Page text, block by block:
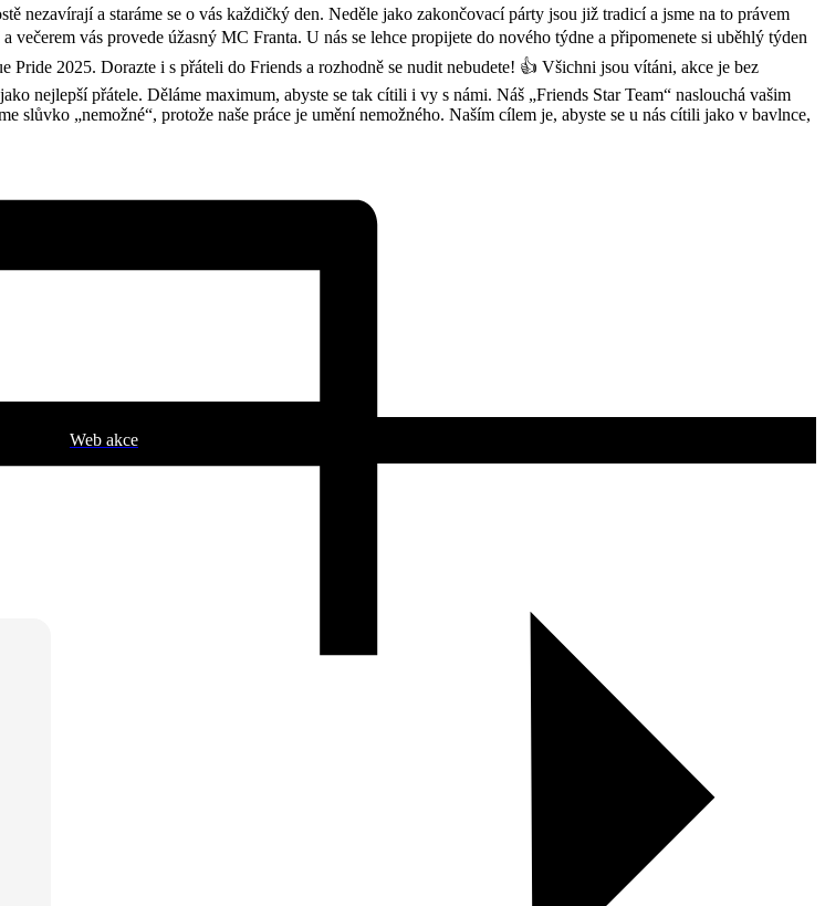
nezavírají a staráme se o vás každičký den. Neděle jako zakončovací párty jsou již tradicí a jsme na to právem
vás provede úžasný MC Franta. U nás se lehce propijete do nového týdne a připomenete si uběhlý týden
2025. Dorazte i s přáteli do Friends a rozhodně se nudit nebudete! 👍 Všichni jsou vítáni, akce je bez
nejlepší přátele. Děláme maximum, abyste se tak cítili i vy s námi. Náš „Friends Star Team“ naslouchá vašim
„nemožné“, protože naše práce je umění nemožného. Naším cílem je, abyste se u nás cítili jako v bavlnce,